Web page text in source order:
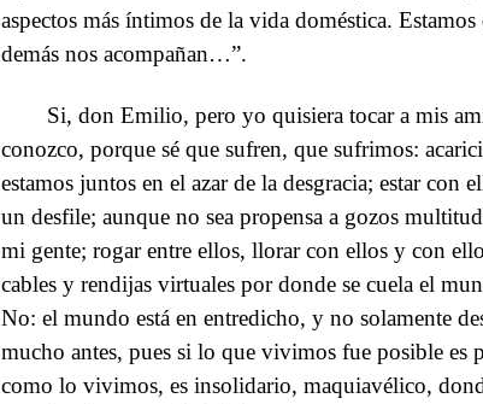
aspectos más íntimos de la vida doméstica.
demás nos acompañan…”.
Si, don Emilio, pero yo quisiera tocar a mis
conozco, porque sé que sufren, que sufrimos:
estamos juntos en el azar de la desgracia; estar con
un desfile; aunque no sea propensa a gozos
mi gente; rogar entre ellos, llorar con ellos y con
cables y rendijas virtuales por donde se cuela el
No: el mundo está en entredicho, y no solamente
mucho antes, pues si lo que vivimos fue posible es
como lo vivimos, es insolidario, maquiavélico,